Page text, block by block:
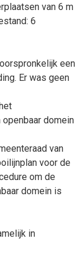
van 6 m
6
een
Er was geen
domein
van
voor de
om de
domein is
in